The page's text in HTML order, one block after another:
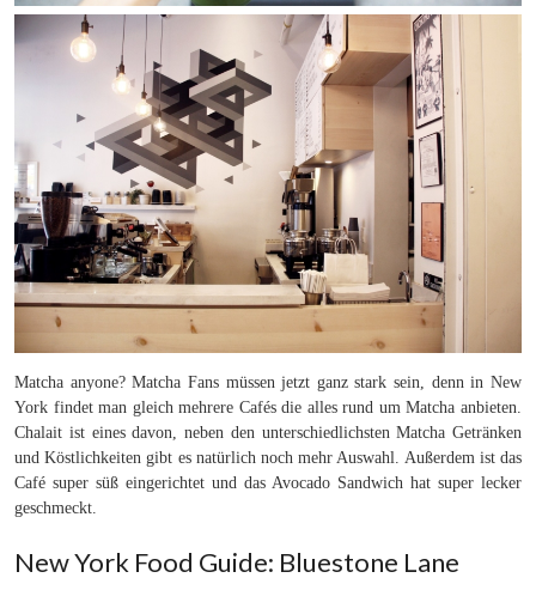
Matcha anyone? Matcha Fans müssen jetzt ganz stark sein, denn in New
York findet man gleich mehrere Cafés die alles rund um Matcha anbieten.
Chalait ist eines davon, neben den unterschiedlichsten Matcha Getränken
und Köstlichkeiten gibt es natürlich noch mehr Auswahl. Außerdem ist das
Café super süß eingerichtet und das Avocado Sandwich hat super lecker
geschmeckt.
New York Food Guide: Bluestone Lane